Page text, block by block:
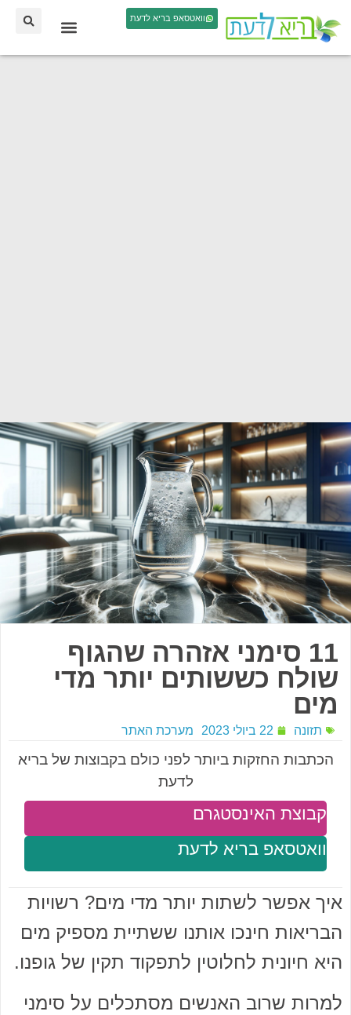
וואטסאפ בריא לדעת
11 סימני אזהרה שהגוף
שולח כששותים יותר מדי
מים
תזונה 22 ביולי 2023 מערכת האתר
הכתבות החזקות ביותר לפני כולם בקבוצות של בריא
לדעת
וואטסאפ בריא לדעת
קבוצת האינסטגרם
איך אפשר לשתות יותר מדי מים? רשויות
הבריאות חינכו אותנו ששתיית מספיק מים
היא חיונית לחלוטין לתפקוד תקין של גופנו.
למרות שרוב האנשים מסתכלים על סימני